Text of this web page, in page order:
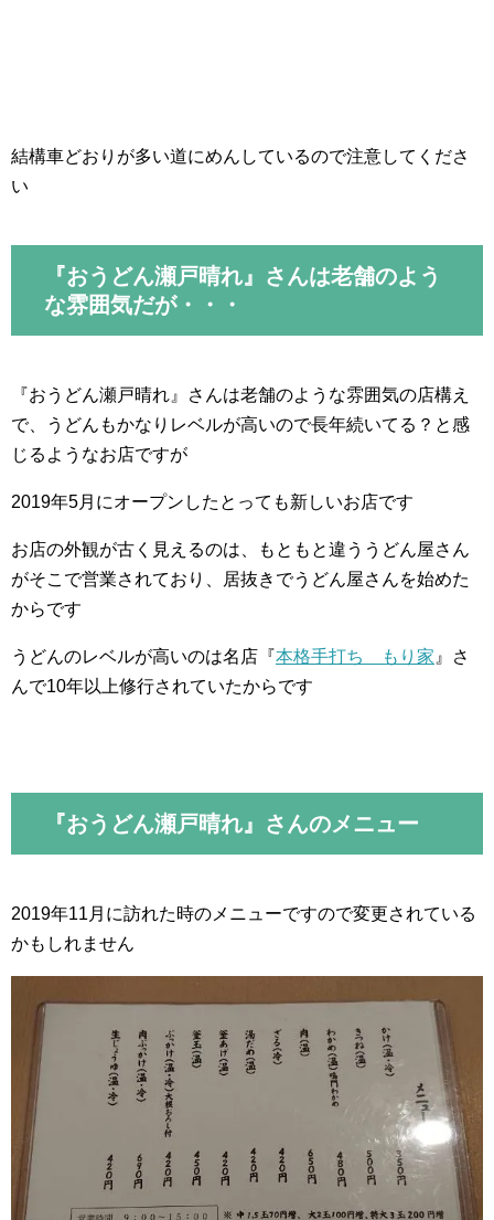
結構車どおりが多い道にめんしているので注意してくださ
い
『おうどん瀬戸晴れ』さんは老舗のよう
な雰囲気だが・・・
『おうどん瀬戸晴れ』さんは老舗のような雰囲気の店構え
で、うどんもかなりレベルが高いので長年続いてる？と感
じるようなお店ですが
2019年5月にオープンしたとっても新しいお店です
お店の外観が古く見えるのは、もともと違ううどん屋さん
がそこで営業されており、居抜きでうどん屋さんを始めた
からです
うどんのレベルが高いのは名店『 本格手打ち もり家』さ
んで10年以上修行されていたからです
『おうどん瀬戸晴れ』さんのメニュー
2019年11月に訪れた時のメニューですので変更されている
かもしれません